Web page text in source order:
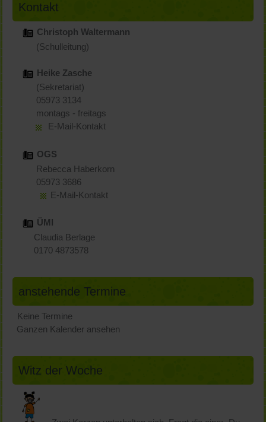
Kontakt
Christoph Waltermann
(Schulleitung)
Heike Zasche
(Sekretariat)
05973 3134
montags - freitags
E-Mail-Kontakt
OGS
Rebecca Haberkorn
05973 3686
E-Mail-Kontakt
ÜMI
Claudia Berlage
0170 4873578
anstehende Termine
Keine Termine
Ganzen Kalender ansehen
Witz der Woche